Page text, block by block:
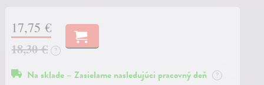
17,75 €
18,30 €
?
Na sklade – Zasielame nasledujúci pracovný deň ?